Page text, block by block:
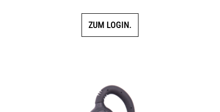
ZUM LOGIN.